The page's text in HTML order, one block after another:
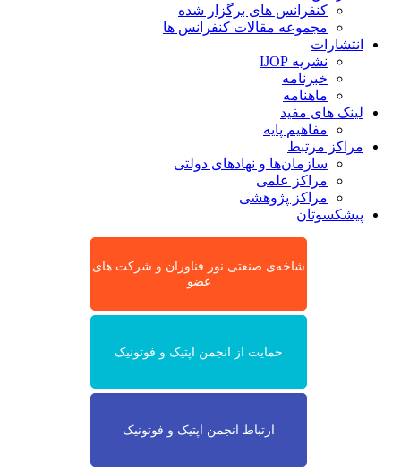
کنفرانس های برگزار شده
مجموعه مقالات کنفرانس ها
انتشارات
نشریه IJOP
خبرنامه
ماهنامه
لینک های مفید
مفاهیم پایه
مراکز مرتبط
سازمان‌ها و نهادهای دولتی
مراکز علمی
مراکز پژوهشی
پیشکسوتان
شاخه‌ی صنعتی نور فناوران و شرکت های
عضو
حمایت از انجمن اپتیک و فوتونیک
ارتباط انجمن اپتیک و فوتونیک